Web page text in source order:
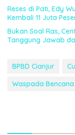
Reses di Pati, Edy
Kembali 11 Juta
Bukan Soal Ras,
Tanggung Jawab
BPBD Cianjur
Waspada Bencana